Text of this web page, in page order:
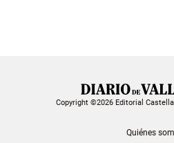
Copyright ©2026 Editorial
Quiénes